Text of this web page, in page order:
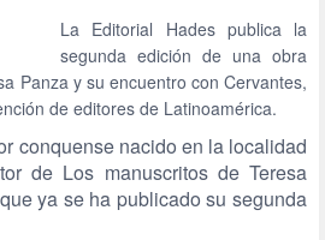
La Editorial Hades publica la
segunda edición de una obra
Panza y su encuentro con Cervantes,
de editores de Latinoamérica.
conquense nacido en la localidad
de Los manuscritos de Teresa
ya se ha publicado su segunda